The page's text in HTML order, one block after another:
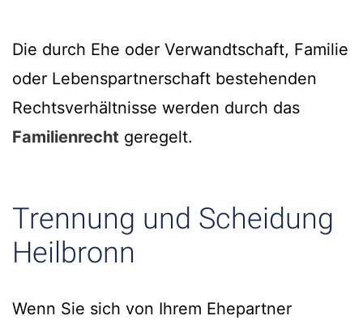
Die durch Ehe oder Verwandtschaft, Familie
oder Lebenspartnerschaft bestehenden
Rechtsverhältnisse werden durch das
Familienrecht geregelt.
Trennung und Scheidung
Heilbronn
Wenn Sie sich von Ihrem Ehepartner